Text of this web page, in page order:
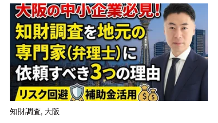
知財調査, 大阪